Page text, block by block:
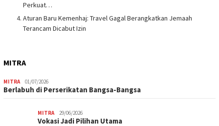
Perkuat…
Aturan Baru Kemenhaj: Travel Gagal Berangkatkan Jemaah
Terancam Dicabut Izin
MITRA
MITRA 01/07/2026
Berlabuh di Perserikatan Bangsa-Bangsa
MITRA 29/06/2026
Vokasi Jadi Pilihan Utama